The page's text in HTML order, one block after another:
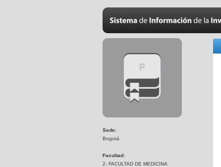
Sede:
Bogotá
Facultad:
2- FACULTAD DE MEDICINA